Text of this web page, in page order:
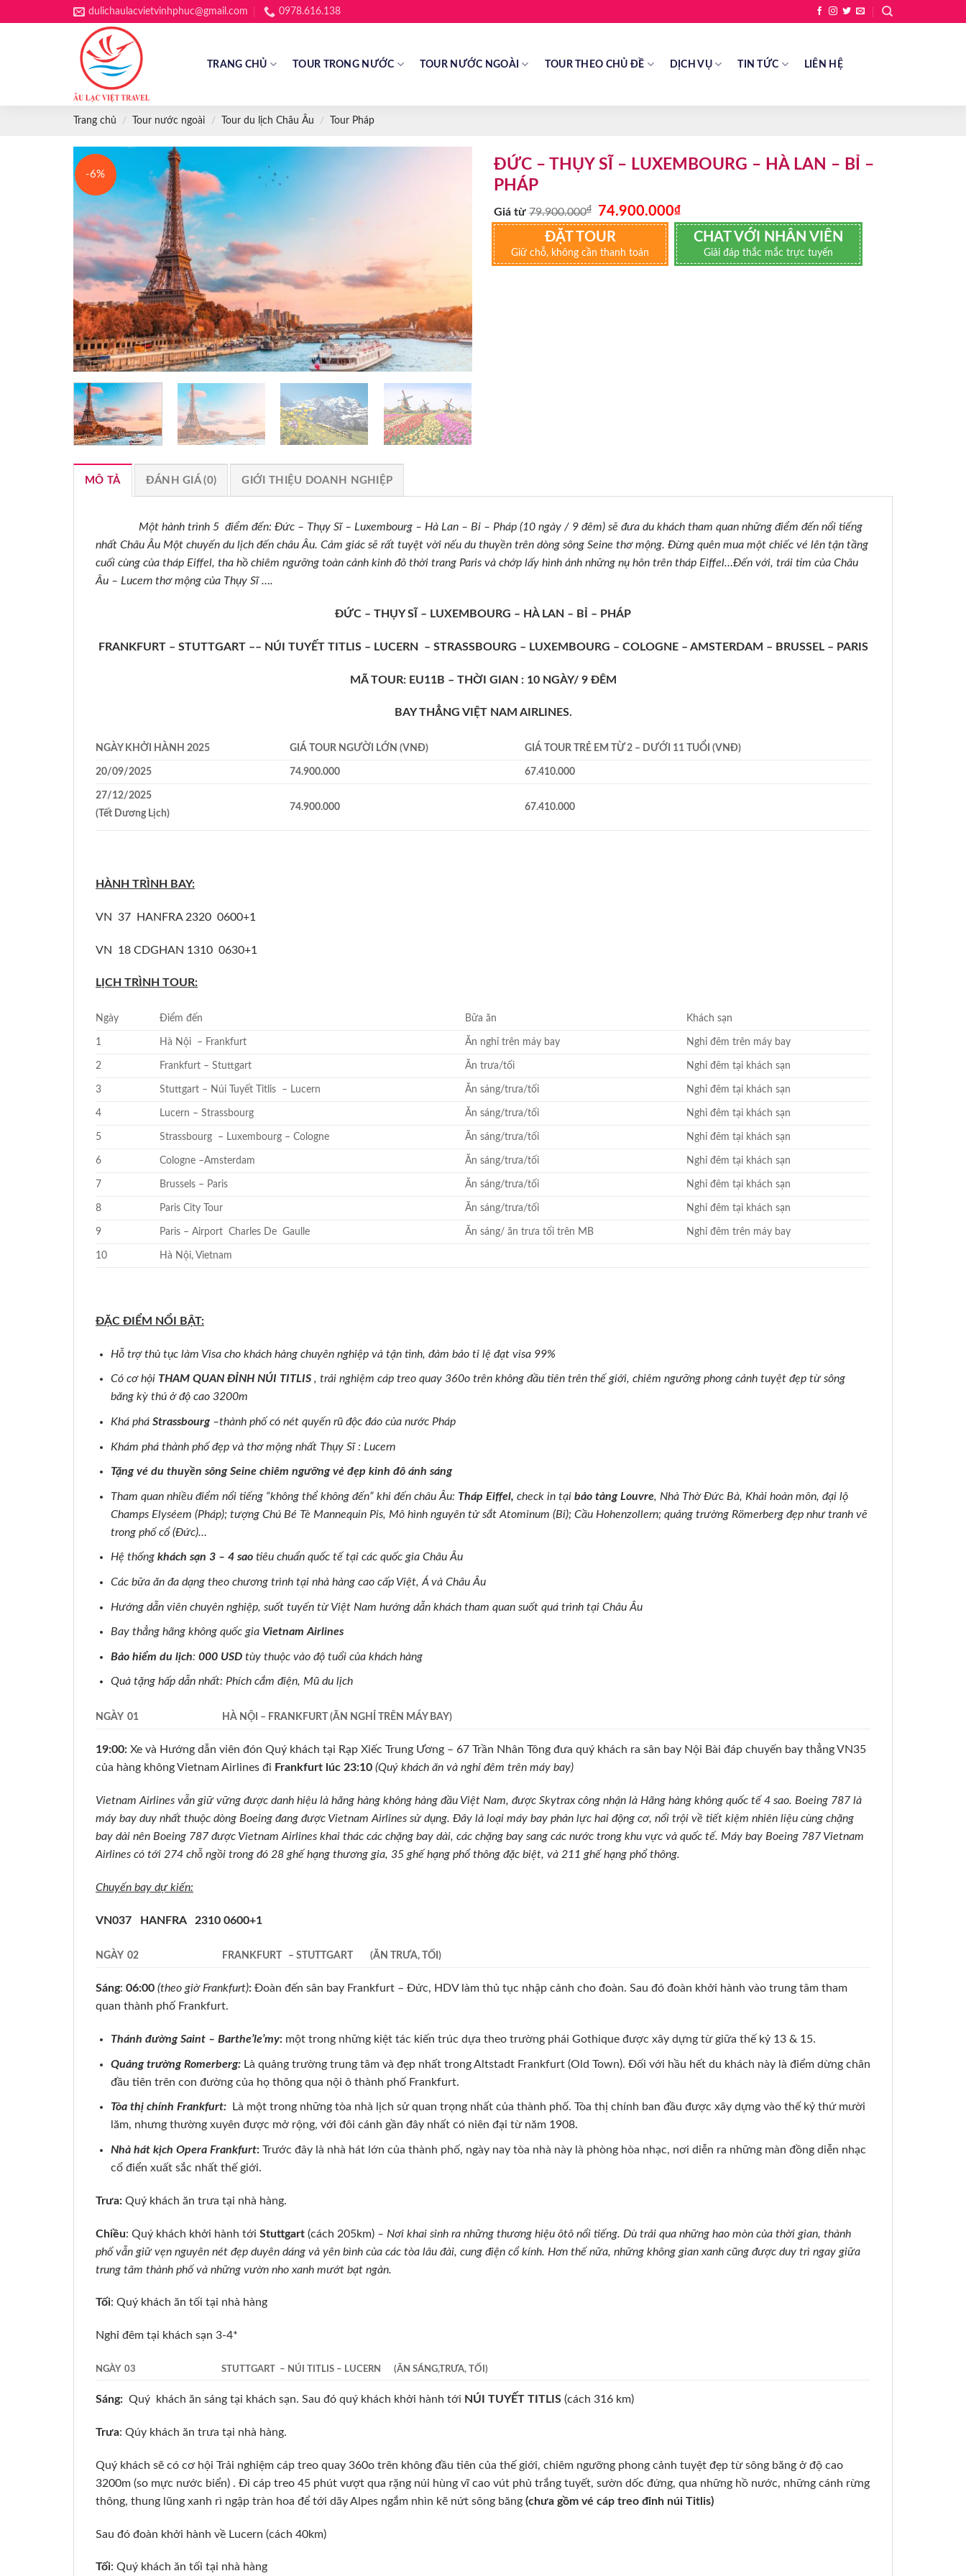
to
dulichaulacvietvinhphuc@gmail.com 0978.616.138
TRANG CHỦ TOUR TRONG NƯỚC TOUR NƯỚC NGOÀI TOUR THEO CHỦ ĐỀ DỊCH VỤ TIN TỨC LIÊN HỆ
Trang chủ / Tour nước ngoài / Tour du lịch Châu Âu / Tour Pháp
-6%
ĐỨC – THỤY SĨ – LUXEMBOURG – HÀ LAN – BỈ –
PHÁP
Giá từ 79.900.000₫
Giá
gốc
là:
79.900.000₫.
74.900.000₫Giá
hiện
74.900.000₫.
ĐẶT TOUR
Giữ chỗ, không cần thanh toán
CHAT VỚI NHÂN VIÊN
Giải đáp thắc mắc trực tuyến
MÔ TẢ ĐÁNH GIÁ (0) GIỚI THIỆU DOANH NGHIỆP
Một hành trình 5 điểm đến: Đức – Thụy Sĩ – Luxembourg – Hà Lan – Bỉ – Pháp (10 ngày / 9 đêm) sẽ đưa du khách tham quan những điểm đến nổi tiếng
nhất Châu Âu Một chuyến du lịch đến châu Âu. Cảm giác sẽ rất tuyệt vời nếu du thuyền trên dòng sông Seine thơ mộng. Đừng quên mua một chiếc vé lên tận tầng
cuối cùng của tháp Eiffel, tha hồ chiêm ngưỡng toàn cảnh kinh đô thời trang Paris và chớp lấy hình ảnh những nụ hôn trên tháp Eiffel…Đến với, trái tim của Châu
Âu – Lucern thơ mộng của Thụy Sĩ ….
ĐỨC – THỤY SĨ – LUXEMBOURG – HÀ LAN – BỈ – PHÁP
FRANKFURT – STUTTGART –– NÚI TUYẾT TITLIS – LUCERN – STRASSBOURG – LUXEMBOURG – COLOGNE – AMSTERDAM – BRUSSEL – PARIS
MÃ TOUR: EU11B – THỜI GIAN : 10 NGÀY/ 9 ĐÊM
BAY THẲNG VIỆT NAM AIRLINES.
NGÀY KHỞI HÀNH 2025 GIÁ TOUR NGƯỜI LỚN (VNĐ) GIÁ TOUR TRẺ EM TỪ 2 – DƯỚI 11 TUỔI (VNĐ)
20/09/2025 74.900.000 67.410.000
27/12/2025
(Tết Dương Lịch)
74.900.000 67.410.000
HÀNH TRÌNH BAY:
VN 37 HANFRA 2320 0600+1
VN 18 CDGHAN 1310 0630+1
LỊCH TRÌNH TOUR:
Ngày Điểm đến Bữa ăn Khách sạn
1 Hà Nội – Frankfurt Ăn nghỉ trên máy bay Nghỉ đêm trên máy bay
2 Frankfurt – Stuttgart Ăn trưa/tối Nghỉ đêm tại khách sạn
3 Stuttgart – Núi Tuyết Titlis – Lucern Ăn sáng/trưa/tối Nghỉ đêm tại khách sạn
4 Lucern – Strassbourg Ăn sáng/trưa/tối Nghỉ đêm tại khách sạn
5 Strassbourg – Luxembourg – Cologne Ăn sáng/trưa/tối Nghỉ đêm tại khách sạn
6 Cologne –Amsterdam Ăn sáng/trưa/tối Nghỉ đêm tại khách sạn
7 Brussels – Paris Ăn sáng/trưa/tối Nghỉ đêm tại khách sạn
8 Paris City Tour Ăn sáng/trưa/tối Nghỉ đêm tại khách sạn
9 Paris – Airport Charles De Gaulle Ăn sáng/ ăn trưa tối trên MB Nghỉ đêm trên máy bay
10 Hà Nội, Vietnam
ĐẶC ĐIỂM NỔI BẬT:
Hỗ trợ thủ tục làm Visa cho khách hàng chuyên nghiệp và tận tình, đảm bảo tỉ lệ đạt visa 99%
Có cơ hội THAM QUAN ĐỈNH NÚI TITLIS, trải nghiệm cáp treo quay 360o trên không đầu tiên trên thế giới, chiêm ngưỡng phong cảnh tuyệt đẹp từ sông
băng kỳ thú ở độ cao 3200m
Khá phá Strassbourg–thành phố có nét quyến rũ độc đáo của nước Pháp
Khám phá thành phố đẹp và thơ mộng nhất Thụy Sĩ : Lucern
Tặng vé du thuyền sông Seine chiêm ngưỡng vẻ đẹp kinh đô ánh sáng
Tham quan nhiều điểm nổi tiếng “không thể không đến” khi đến châu Âu: Tháp Eiffel, check in tại bảo tàng Louvre, Nhà Thờ Đức Bà, Khải hoàn môn, đại lộ
Champs Elyséem (Pháp); tượng Chú Bé Tè Mannequin Pis, Mô hình nguyên tử sắt Atominum (Bỉ); Cầu Hohenzollern; quảng trường Römerberg đẹp như tranh vẽ
trong phố cổ (Đức)…
Hệ thống khách sạn 3 – 4 saotiêu chuẩn quốc tế tại các quốc gia Châu Âu
Các bữa ăn đa dạng theo chương trình tại nhà hàng cao cấp Việt, Á và Châu Âu
Hướng dẫn viên chuyên nghiệp, suốt tuyến từ Việt Nam hướng dẫn khách tham quan suốt quá trình tại Châu Âu
Bay thẳng hãng không quốc gia Vietnam Airlines
Bảo hiểm du lịch: 000 USD tùy thuộc vào độ tuổi của khách hàng
Quà tặng hấp dẫn nhất: Phích cắm điện, Mũ du lịch
NGÀY 01 HÀ NỘI – FRANKFURT (ĂN NGHỈ TRÊN MÁY BAY)
19:00: Xe và Hướng dẫn viên đón Quý khách tại Rạp Xiếc Trung Ương – 67 Trần Nhân Tông đưa quý khách ra sân bay Nội Bài đáp chuyến bay thẳng VN35
của hàng không Vietnam Airlines đi Frankfurt lúc 23:10 (Quý khách ăn và nghỉ đêm trên máy bay)
Vietnam Airlines vẫn giữ vững được danh hiệu là hãng hàng không hàng đầu Việt Nam, được Skytrax công nhận là Hãng hàng không quốc tế 4 sao. Boeing 787 là
máy bay duy nhất thuộc dòng Boeing đang được Vietnam Airlines sử dụng. Đây là loại máy bay phản lực hai động cơ, nổi trội về tiết kiệm nhiên liệu cùng chặng
bay dài nên Boeing 787 được Vietnam Airlines khai thác các chặng bay dài, các chặng bay sang các nước trong khu vực và quốc tế. Máy bay Boeing 787 Vietnam
Airlines có tới 274 chỗ ngồi trong đó 28 ghế hạng thương gia, 35 ghế hạng phổ thông đặc biệt, và 211 ghế hạng phổ thông.
Chuyến bay dự kiến:
VN037 HANFRA 2310 0600+1
NGÀY 02 FRANKFURT – STUTTGART (ĂN TRƯA, TỐI)
Sáng: 06:00 (theo giờ Frankfurt): Đoàn đến sân bay Frankfurt – Đức, HDV làm thủ tục nhập cảnh cho đoàn. Sau đó đoàn khởi hành vào trung tâm tham
quan thành phố Frankfurt.
Thánh đường Saint – Barthe’le’my: một trong những kiệt tác kiến trúc dựa theo trường phái Gothique được xây dựng từ giữa thế kỷ 13 & 15.
Quảng trường Romerberg:Là quảng trường trung tâm và đẹp nhất trong Altstadt Frankfurt (Old Town). Đối với hầu hết du khách này là điểm dừng chân
đầu tiên trên con đường của họ thông qua nội ô thành phố Frankfurt.
Tòa thị chính Frankfurt:Là một trong những tòa nhà lịch sử quan trọng nhất của thành phố. Tòa thị chính ban đầu được xây dựng vào thế kỷ thứ mười
lăm, nhưng thường xuyên được mở rộng, với đôi cánh gần đây nhất có niên đại từ năm 1908.
Nhà hát kịch Opera Frankfurt: Trước đây là nhà hát lớn của thành phố, ngày nay tòa nhà này là phòng hòa nhạc, nơi diễn ra những màn đồng diễn nhạc
cổ điển xuất sắc nhất thế giới.
Trưa: Quý khách ăn trưa tại nhà hàng.
Chiều: Quý khách khởi hành tới Stuttgart (cách 205km) – Nơi khai sinh ra những thương hiệu ôtô nổi tiếng. Dù trải qua những hao mòn của thời gian, thành
phố vẫn giữ vẹn nguyên nét đẹp duyên dáng và yên bình của các tòa lâu đài, cung điện cổ kính. Hơn thế nữa, những không gian xanh cũng được duy trì ngay giữa
trung tâm thành phố và những vườn nho xanh mướt bạt ngàn.
Tối: Quý khách ăn tối tại nhà hàng
Nghỉ đêm tại khách sạn 3-4*
NGÀY 03 STUTTGART – NÚI TITLIS – LUCERN (ĂN SÁNG,TRƯA, TỐI)
Sáng: Quý khách ăn sáng tại khách sạn. Sau đó quý khách khởi hành tới NÚI TUYẾT TITLIS (cách 316 km)
Trưa: Qúy khách ăn trưa tại nhà hàng.
Quý khách sẽ có cơ hội Trải nghiệm cáp treo quay 360o trên không đầu tiên của thế giới, chiêm ngưỡng phong cảnh tuyệt đẹp từ sông băng ở độ cao
3200m (so mực nước biển) . Đi cáp treo 45 phút vượt qua rặng núi hùng vĩ cao vút phủ trắng tuyết, sườn dốc đứng, qua những hồ nước, những cánh rừng
thông, thung lũng xanh rì ngập tràn hoa để tới dãy Alpes ngắm nhìn kẽ nứt sông băng (chưa gồm vé cáp treo đỉnh núi Titlis)
Sau đó đoàn khởi hành về Lucern (cách 40km)
Tối: Quý khách ăn tối tại nhà hàng